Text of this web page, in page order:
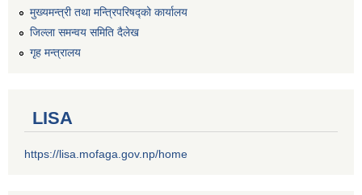
मुख्यमन्त्री तथा मन्त्रिपरिषद्को कार्यालय
जिल्ला समन्वय समिति दैलेख
गृह मन्त्रालय
LISA
https://lisa.mofaga.gov.np/home